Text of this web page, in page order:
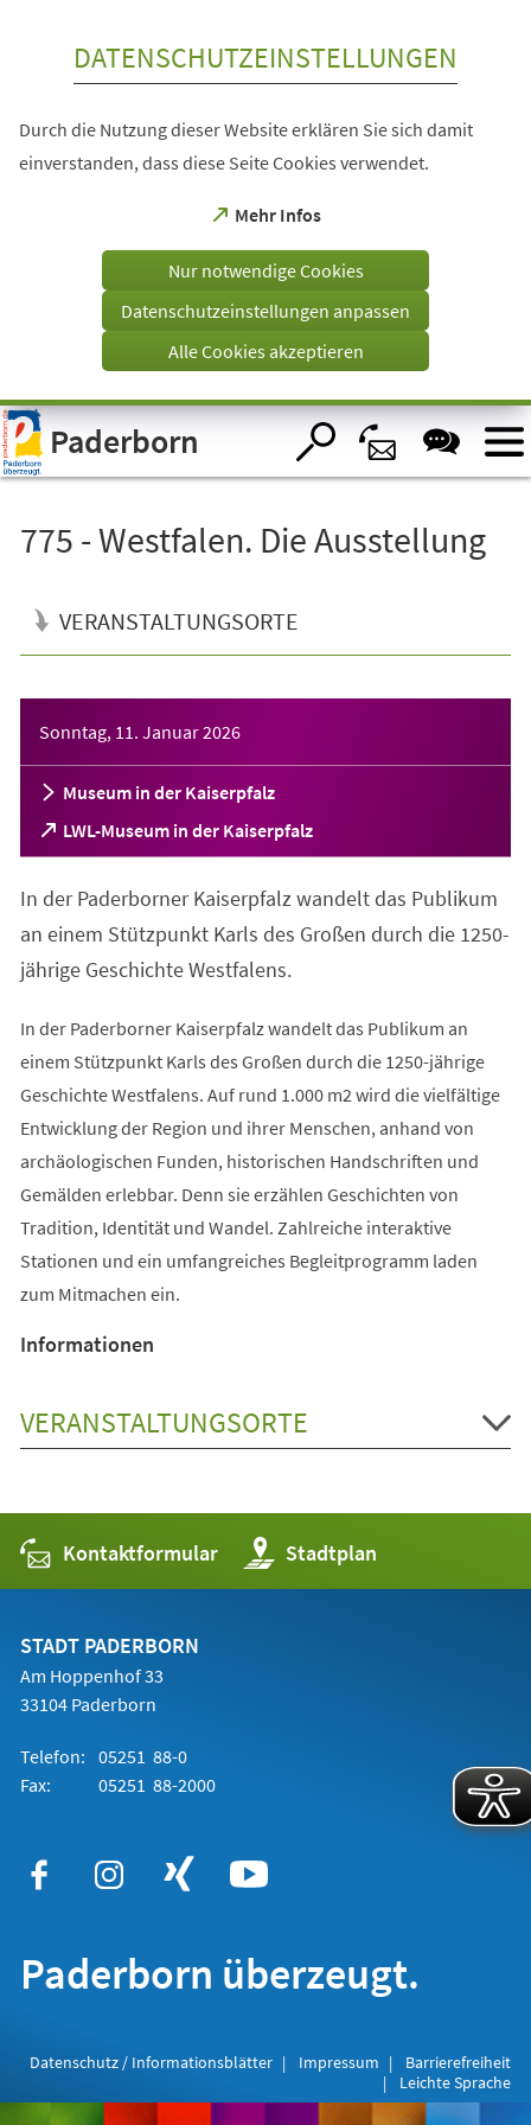
Visuelle
Assistenzsoftware
öffnen.
DATENSCHUTZEINSTELLUNGEN
Durch die Nutzung dieser Website erklären Sie sich damit
einverstanden, dass diese Seite Cookies verwendet.
Mehr Infos
(Öffnet
einem
Tab)
Nur notwendige Cookies
Datenschutzeinstellungen anpassen
Alle Cookies akzeptieren
Paderborn
775 - Westfalen. Die Ausstellung
VERANSTALTUNGSORTE
Sonntag, 11. Januar 2026
Museum in der Kaiserpfalz
LWL-Museum in der Kaiserpfalz
(Öffnet
in
neuen
Tab)
In der Paderborner Kaiserpfalz wandelt das Publikum
an einem Stützpunkt Karls des Großen durch die 1250-
jährige Geschichte Westfalens.
In der Paderborner Kaiserpfalz wandelt das Publikum an
einem Stützpunkt Karls des Großen durch die 1250-jährige
Geschichte Westfalens. Auf rund 1.000 m2 wird die vielfältige
Entwicklung der Region und ihrer Menschen, anhand von
archäologischen Funden, historischen Handschriften und
Gemälden erlebbar. Denn sie erzählen Geschichten von
Tradition, Identität und Wandel. Zahlreiche interaktive
Stationen und ein umfangreiches Begleitprogramm laden
zum Mitmachen ein.
Informationen
VERANSTALTUNGSORTE
Kontaktformular Stadtplan
(Öffnet
in
einem
STADT PADERBORN
Am Hoppenhof 33
33104 Paderborn
Telefon: 05251 88-0
Fax:
05251 88-2000
Paderborn überzeugt.
Datenschutz / Informationsblätter Impressum
Barrierefreiheit
Leichte Sprache